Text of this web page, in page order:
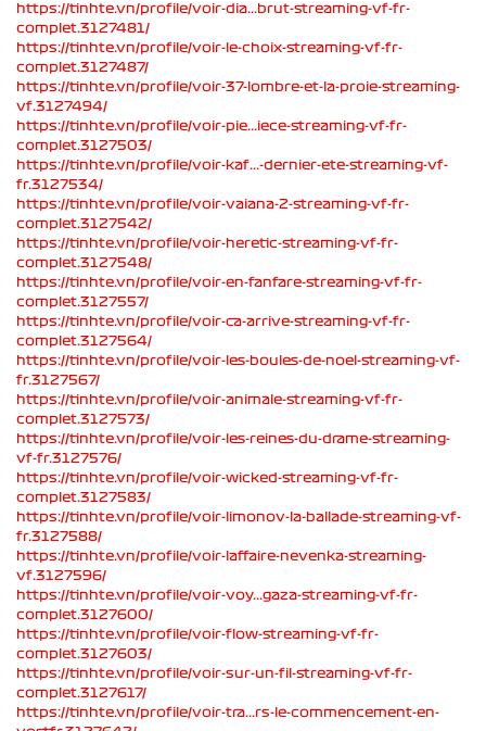
https://tinhte.vn/profile/voir-dia...brut-streaming-vf-fr-
complet.3127481/
https://tinhte.vn/profile/voir-le-choix-streaming-vf-fr-
complet.3127487/
https://tinhte.vn/profile/voir-37-lombre-et-la-proie-streaming-
vf.3127494/
https://tinhte.vn/profile/voir-pie...iece-streaming-vf-fr-
complet.3127503/
https://tinhte.vn/profile/voir-kaf...-dernier-ete-streaming-vf-
fr.3127534/
https://tinhte.vn/profile/voir-vaiana-2-streaming-vf-fr-
complet.3127542/
https://tinhte.vn/profile/voir-heretic-streaming-vf-fr-
complet.3127548/
https://tinhte.vn/profile/voir-en-fanfare-streaming-vf-fr-
complet.3127557/
https://tinhte.vn/profile/voir-ca-arrive-streaming-vf-fr-
complet.3127564/
https://tinhte.vn/profile/voir-les-boules-de-noel-streaming-vf-
fr.3127567/
https://tinhte.vn/profile/voir-animale-streaming-vf-fr-
complet.3127573/
https://tinhte.vn/profile/voir-les-reines-du-drame-streaming-
vf-fr.3127576/
https://tinhte.vn/profile/voir-wicked-streaming-vf-fr-
complet.3127583/
https://tinhte.vn/profile/voir-limonov-la-ballade-streaming-vf-
fr.3127588/
https://tinhte.vn/profile/voir-laffaire-nevenka-streaming-
vf.3127596/
https://tinhte.vn/profile/voir-voy...gaza-streaming-vf-fr-
complet.3127600/
https://tinhte.vn/profile/voir-flow-streaming-vf-fr-
complet.3127603/
https://tinhte.vn/profile/voir-sur-un-fil-streaming-vf-fr-
complet.3127617/
https://tinhte.vn/profile/voir-tra...rs-le-commencement-en-